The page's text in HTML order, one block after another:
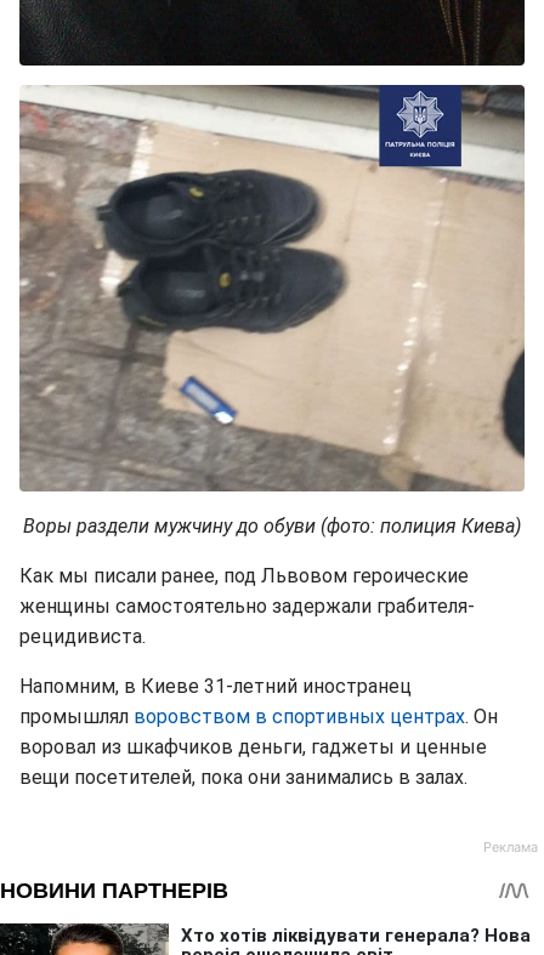
Воры раздели мужчину до обуви (фото: полиция Киева)
Как мы писали ранее, под Львовом героические
женщины самостоятельно задержали грабителя-
рецидивиста.
Напомним, в Киеве 31-летний иностранец
промышлял воровством в спортивных центрах. Он
воровал из шкафчиков деньги, гаджеты и ценные
вещи посетителей, пока они занимались в залах.